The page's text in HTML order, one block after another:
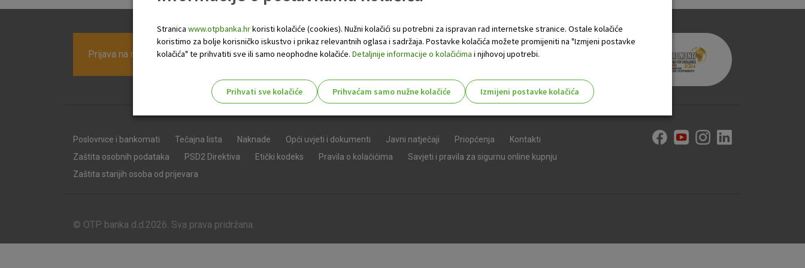
Prijava na newsletter OTP banke
Poslovnice i bankomati Tečajna lista Naknade Opći uvjeti i dokumenti Javni natječaji Priopćenja
Kontakti
Zaštita osobnih podataka
PSD2 Direktiva Etički kodeks Pravila o kolačićima
Savjeti i pravila za sigurnu online kupnju
Zaštita starijih osoba od prijevara
© OTP banka d.d.2026. Sva prava pridržana.
Stranica www.otpbanka.hrkoristi kolačiće (cookies). Nužni kolačići su potrebni za ispravan rad internetske stranice. Ostale kolačiće
koristimo za bolje korisničko iskustvo i prikaz relevantnih oglasa i sadržaja. Postavke kolačića možete promijeniti na "Izmjeni postavke
kolačića" te prihvatiti sve ili samo neophodne kolačiće. Detaljnije informacije o kolačićima i njihovoj upotrebi.
Prihvati sve kolačiće Prihvaćam samo nužne kolačiće
Izmijeni postavke kolačića
njima, ali u tom slučaju neki dijelovi stranice neće raditi. Ti kolačići ne